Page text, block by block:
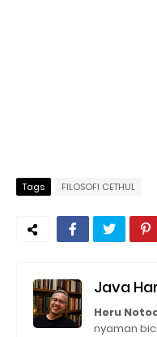
Tags FILOSOFI CETHUL
Java
Heru
nyaman